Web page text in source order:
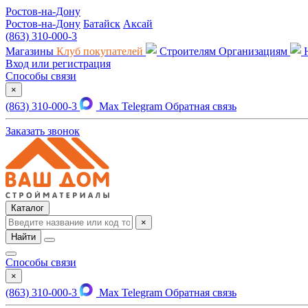
Ростов-на-Дону
Ростов-на-Дону Батайск Аксай
(863) 310-000-3
Магазины Клуб покупателей Строителям Организациям
Вход или регистрация
Способы связи
×
(863) 310-000-3 Max Telegram Обратная связь
Заказать звонок
Каталог
×
Найти
Способы связи
×
(863) 310-000-3 Max Telegram Обратная связь